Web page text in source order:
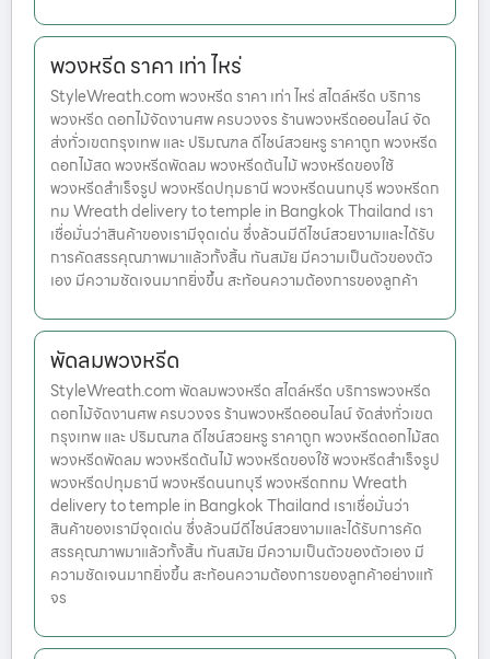
พวงหรีด ราคา เท่า ไหร่
StyleWreath.com พวงหรีด ราคา เท่า ไหร่ สไตล์หรีด บริการ
พวงหรีด ดอกไม้จัดงานศพ ครบวงจร ร้านพวงหรีดออนไลน์ จัด
ส่งทั่วเขตกรุงเทพ และ ปริมณฑล ดีไซน์สวยหรู ราคาถูก พวงหรีด
ดอกไม้สด พวงหรีดพัดลม พวงหรีดต้นไม้ พวงหรีดของใช้
พวงหรีดสำเร็จรูป พวงหรีดปทุมธานี พวงหรีดนนทบุรี พวงหรีดก
ทม Wreath delivery to temple in Bangkok Thailand เรา
เชื่อมั่นว่าสินค้าของเรามีจุดเด่น ซึ่งล้วนมีดีไซน์สวยงามและได้รับ
การคัดสรรคุณภาพมาแล้วทั้งสิ้น ทันสมัย มีความเป็นตัวของตัว
เอง มีความชัดเจนมากยิ่งขึ้น สะท้อนความต้องการของลูกค้า
พัดลมพวงหรีด
StyleWreath.com พัดลมพวงหรีด สไตล์หรีด บริการพวงหรีด
ดอกไม้จัดงานศพ ครบวงจร ร้านพวงหรีดออนไลน์ จัดส่งทั่วเขต
กรุงเทพ และ ปริมณฑล ดีไซน์สวยหรู ราคาถูก พวงหรีดดอกไม้สด
พวงหรีดพัดลม พวงหรีดต้นไม้ พวงหรีดของใช้ พวงหรีดสำเร็จรูป
พวงหรีดปทุมธานี พวงหรีดนนทบุรี พวงหรีดกทม Wreath
delivery to temple in Bangkok Thailand เราเชื่อมั่นว่า
สินค้าของเรามีจุดเด่น ซึ่งล้วนมีดีไซน์สวยงามและได้รับการคัด
สรรคุณภาพมาแล้วทั้งสิ้น ทันสมัย มีความเป็นตัวของตัวเอง มี
ความชัดเจนมากยิ่งขึ้น สะท้อนความต้องการของลูกค้าอย่างแท้
จร